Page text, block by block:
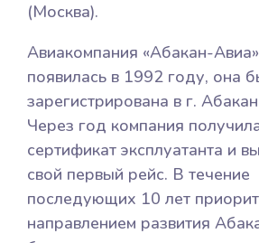
(Москва).
Авиакомпания «Абакан-Авиа»
появилась в 1992 году, она
зарегистрирована в г.
Через год компания
сертификат эксплуатанта и
свой первый рейс. В течение
последующих 10 лет
направлением развития